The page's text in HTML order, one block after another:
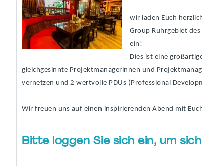
wir laden Euch
Group Ruhrgebiet
ein!
Dies ist eine
gleichgesinnte Projektmanagerinnen und
vernetzen und 2 wertvolle PDUs (Professional
Wir freuen uns auf einen inspirierenden Abend mit
Bitte loggen Sie sich ein, um